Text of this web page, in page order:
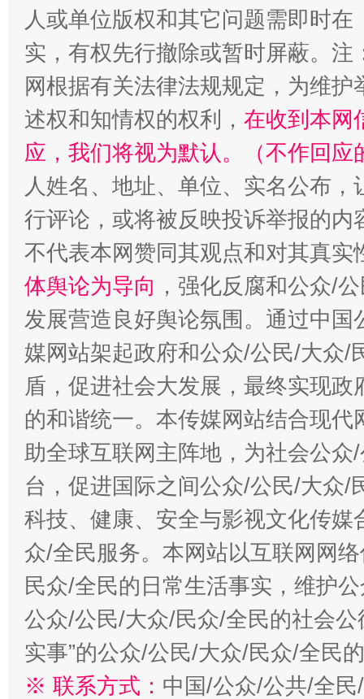
招工难、用工荒背后
人或单位版权和其它问题需即时在
实，有权先行撤除或暂时屏蔽。
网根据有关法律法规规定，为维
述权和知情权的权利， 在收到本网
应，我们将视为默认。（不作回应
人姓名、地址、单位、实名公布
行评论，或将被反映投诉举报的
不代表本网赞同其观点和对其真实
体舆论为导向 ，强化反腐和公众/
发展营造良好舆论氛围。通过中
媒网站架起政府和公众/公民/大众/
盾，促进社会大发展，最终实现
的和谐统一。本传媒网站结合现
助全球互联网主阵地，为社会公
台，促进国际之间公众/公民/大众/
科技、健康、安全与影视文化传
众/全民服务。本网站以互联网网
民众/全民的日常生活事实，维护
公众/公民/大众/民众/全民的社会公
实事”的公众/公民/大众/民众/全民
※ 联系方式： 中国/公众/公共/全